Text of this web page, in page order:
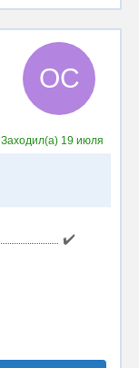
ОС
Заходил(а) 19 июля
✔️